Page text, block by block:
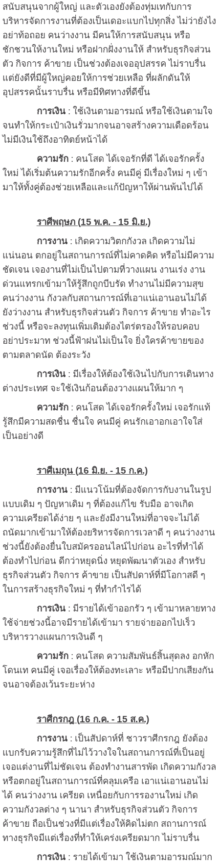
สนับสนุนจากผู้ใหญ่ และตัวเองยังต้องทุ่มเทกับการ
บริหารจัดการงานที่ต้องเป็นเดอะแบกไปทุกสิ่ง ไม่ว่ายังไง
อย่าท้อถอย คนว่างงาน มีคนให้การสนับสนุน หรือ
ชักชวนให้งานใหม่ หรือฝากฝั่งงานให้ สำหรับธุรกิจส่วน
ตัว กิจการ ค้าขาย เป็นช่วงต้องเจออุปสรรค ไม่ราบรื่น
แต่ยังดีที่มีผู้ใหญ่คอยให้การช่วยเหลือ ที่ผลักดันให้
อุปสรรคนั้นราบรื่น หรือมีทิศทางที่ดีขึ้น
การเงิน: ใช้เงินตามอารมณ์ หรือใช้เงินตามใจ
จนทำให้กระเป๋าเงินรั่วมากจนอาจสร้างความเดือดร้อน
ไม่มีเงินใช้ถึงอาทิตย์หน้าได้
ความรัก: คนโสด ได้เจอรักที่ดี ได้เจอรักครั้ง
ใหม่ ได้เริ่มต้นความรักอีกครั้ง คนมีคู่ มีเรื่องใหม่ ๆ เข้า
มาให้ทั้งคู่ต้องช่วยเหลือและแก้ปัญหาให้ผ่านพ้นไปได้
ราศีพฤษภ (15 พ.ค. - 15 มิ.ย.)
การงาน : เกิดความวิตกกังวล เกิดความไม่
แน่นอน ตกอยู่ในสถานการณ์ที่ไม่คาดคิด หรือไม่มีความ
ชัดเจน เจองานที่ไม่เป็นไปตามที่วางแผน งานเร่ง งาน
ด่วนแทรกเข้ามาให้รู้สึกถูกบีบรัด ทำงานไม่มีความสุข
คนว่างงาน กังวลกับสถานการณ์ที่เอาแน่เอานอนไม่ได้
ยังว่างงาน สำหรับธุรกิจส่วนตัว กิจการ ค้าขาย ทำอะไร
ช่วงนี้ หรือจะลงทุนเพิ่มเติมต้องไตร่ตรองให้รอบคอบ
อย่าประมาท ช่วงนี้ฟ้าฝนไม่เป็นใจ ยิ่งใครค้าขายของ
ตามตลาดนัด ต้องระวัง
การเงิน: มีเรื่องให้ต้องใช้เงินไปกับการเดินทาง
ต่างประเทศ จะใช้เงินก้อนต้องวางแผนให้มาก ๆ
ความรัก: คนโสด ได้เจอรักครั้งใหม่ เจอรักแท้
รู้สึกมีความสดชื่น ชื่นใจ คนมีคู่ คนรักเอาอกเอาใจใส่
เป็นอย่างดี
ราศีเมถุน (16 มิ.ย. - 15 ก.ค.)
การงาน: มีแนวโน้มที่ต้องจัดการกับงานในรูป
แบบเดิม ๆ ปัญหาเดิม ๆ ที่ต้องแก้ไข รับมือ อาจเกิด
ความเครียดได้ง่าย ๆ และยังมีงานใหม่ที่อาจจะไม่ได้
ถนัดมากเข้ามาให้ต้องยริหารจัดการเวลาดี ๆ คนว่างงาน
ช่วงนี้ยังต้องยื่นใบสมัครออนไลน์ไปก่อน อะไรที่ทำได้
ต้องทำไปก่อน ดีกว่าหยุดนิ่ง หยุดพัฒนาตัวเอง สำหรับ
ธุรกิจส่วนตัว กิจการ ค้าขาย เป็นสัปดาห์ที่มีโอกาสดี ๆ
ในการสร้างธุรกิจใหม่ ๆ ที่ทำกำไรได้
การเงิน: มีรายได้เข้าออกรัว ๆ เข้ามาหลายทาง
ใช้จ่ายช่วงนี้อาจมีรายได้เข้ามา รายจ่ายออกไปเร็ว
บริหารวางแผนการเงินดี ๆ
ความรัก: คนโสด ความสัมพันธ์สิ้นสุดลง อกหัก
โดนเท คนมีคู่ เจอเรื่องให้ต้องทะเลาะ หรือมีปากเสียงกัน
จนอาจต้องเว้นระยะห่าง
ราศีกรกฎ (16 ก.ค. - 15 ส.ค.)
การงาน: เป็นสัปดาห์ที่ ชาวราศีกรกฎ ยังต้อง
แบกรับความรู้สึกที่ไม่ไว้วางใจในสถานการณ์ที่เป็นอยู่
เจอแต่งานที่ไม่ชัดเจน ต้องทำงานสารพัด เกิดความกังวล
หรือตกอยู่ในสถานการณ์ที่คลุมเครือ เอาแน่เอานอนไม่
ได้ คนว่างงาน เครียด เหนื่อยกับการรองานใหม่ เกิด
ความกังวลต่าง ๆ นานา สำหรับธุรกิจส่วนตัว กิจการ
ค้าขาย ถือเป็นช่วงที่มีแต่เรื่องให้คิดไม่ตก สถานการณ์
ทางธุรกิจมีแต่เรื่องที่ทำให้เคร่งเครียดมาก ไม่ราบรื่น
การเงิน: รายได้เข้ามา ใช้เงินตามอารมณ์มาก